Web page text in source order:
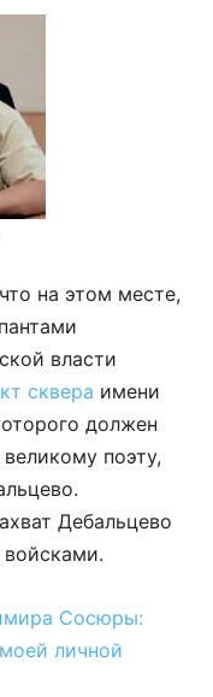
на этом месте,
власти
сквера имени
должен
поэту,
Дебальцево
Сосюры:
личной